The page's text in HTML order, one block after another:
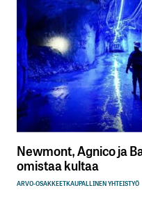
Newmont, Agnico ja
omistaa kultaa
ARVO-OSAKKEETKAUPALLINEN YHTEISTYÖ